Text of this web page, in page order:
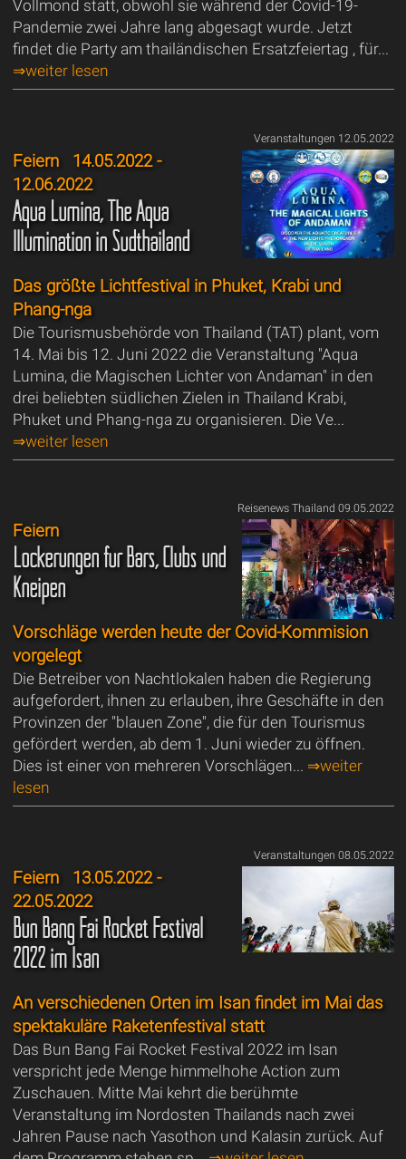
Vollmond statt, obwohl sie während der Covid-19-
Pandemie zwei Jahre lang abgesagt wurde. Jetzt
findet die Party am thailändischen Ersatzfeiertag , für...
⇒weiter lesen
Veranstaltungen 12.05.2022
Feiern14.05.2022 -
12.06.2022
Aqua Lumina, The Aqua
Illumination in Südthailand
Das größte Lichtfestival in Phuket, Krabi und
Phang-nga
Die Tourismusbehörde von Thailand (TAT) plant, vom
14. Mai bis 12. Juni 2022 die Veranstaltung "Aqua
Lumina, die Magischen Lichter von Andaman" in den
drei beliebten südlichen Zielen in Thailand Krabi,
Phuket und Phang-nga zu organisieren. Die Ve...
⇒weiter lesen
Reisenews Thailand 09.05.2022
Feiern
Lockerungen für Bars, Clubs und
Kneipen
Vorschläge werden heute der Covid-Kommision
vorgelegt
Die Betreiber von Nachtlokalen haben die Regierung
aufgefordert, ihnen zu erlauben, ihre Geschäfte in den
Provinzen der "blauen Zone", die für den Tourismus
gefördert werden, ab dem 1. Juni wieder zu öffnen.
Dies ist einer von mehreren Vorschlägen... ⇒weiter
lesen
Veranstaltungen 08.05.2022
Feiern13.05.2022 -
22.05.2022
Bun Bang Fai Rocket Festival
2022 im Isan
An verschiedenen Orten im Isan findet im Mai das
spektakuläre Raketenfestival statt
Das Bun Bang Fai Rocket Festival 2022 im Isan
verspricht jede Menge himmelhohe Action zum
Zuschauen. Mitte Mai kehrt die berühmte
Veranstaltung im Nordosten Thailands nach zwei
Jahren Pause nach Yasothon und Kalasin zurück. Auf